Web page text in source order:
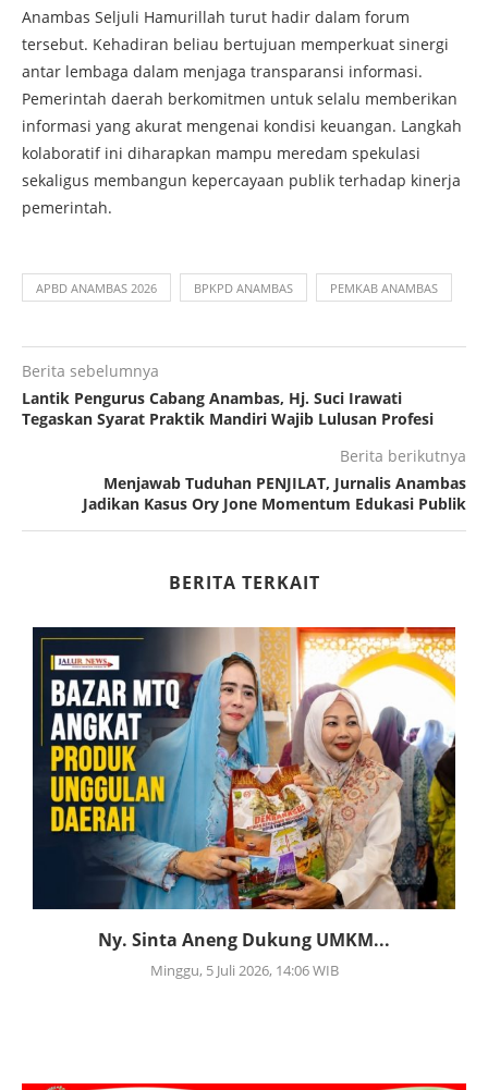
Anambas Seljuli Hamurillah turut hadir dalam forum
tersebut. Kehadiran beliau bertujuan memperkuat sinergi
antar lembaga dalam menjaga transparansi informasi.
Pemerintah daerah berkomitmen untuk selalu memberikan
informasi yang akurat mengenai kondisi keuangan. Langkah
kolaboratif ini diharapkan mampu meredam spekulasi
sekaligus membangun kepercayaan publik terhadap kinerja
pemerintah.
APBD ANAMBAS 2026 BPKPD ANAMBAS PEMKAB ANAMBAS
Berita sebelumnya
Lantik Pengurus Cabang Anambas, Hj. Suci Irawati
Tegaskan Syarat Praktik Mandiri Wajib Lulusan Profesi
Berita berikutnya
Menjawab Tuduhan PENJILAT, Jurnalis Anambas
Jadikan Kasus Ory Jone Momentum Edukasi Publik
BERITA TERKAIT
Ny. Sinta Aneng Dukung UMKM...
Minggu, 5 Juli 2026, 14:06 WIB